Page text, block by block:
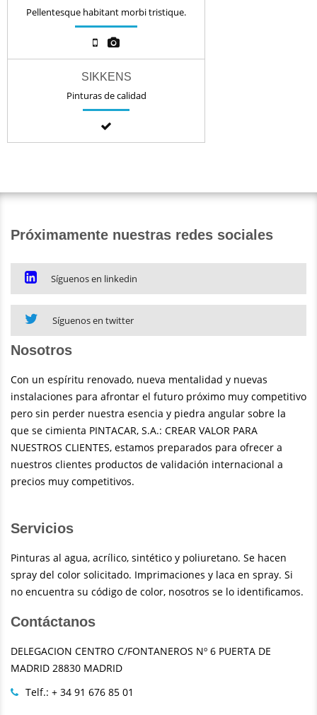
Pellentesque habitant morbi tristique.
SIKKENS
Pinturas de calidad
Próximamente nuestras redes sociales
Síguenos en linkedin
Síguenos en twitter
Nosotros
Con un espíritu renovado, nueva mentalidad y nuevas
instalaciones para afrontar el futuro próximo muy competitivo
pero sin perder nuestra esencia y piedra angular sobre la
que se cimienta PINTACAR, S.A.: CREAR VALOR PARA
NUESTROS CLIENTES, estamos preparados para ofrecer a
nuestros clientes productos de validación internacional a
precios muy competitivos.
Servicios
Pinturas al agua, acrílico, sintético y poliuretano. Se hacen
spray del color solicitado. Imprimaciones y laca en spray. Si
no encuentra su código de color, nosotros se lo identificamos.
Contáctanos
DELEGACION CENTRO C/FONTANEROS Nº 6 PUERTA DE
MADRID 28830 MADRID
Telf.: + 34 91 676 85 01